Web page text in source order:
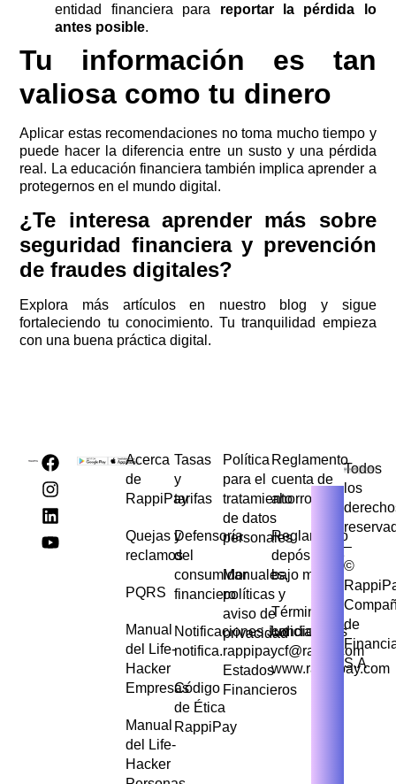
entidad financiera para reportar la pérdida lo
antes posible.
Tu información es tan
valiosa como tu dinero
Aplicar estas recomendaciones no toma mucho tiempo y
puede hacer la diferencia entre un susto y una pérdida
real. La educación financiera también implica aprender a
protegernos en el mundo digital.
¿Te interesa aprender más sobre
seguridad financiera y prevención
de fraudes digitales?
Explora más artículos en nuestro blog y sigue
fortaleciendo tu conocimiento. Tu tranquilidad empieza
con una buena práctica digital.
Acerca
de
RappiPay
Quejas y
reclamos
PQRS
Manual
del Life-
Hacker
Empresas
Manual
del Life-
Hacker
Tasas
y
tarifas
Defensoría
del
consumidor
financiero
Notificaciones Judiciales
notifica.rappipaycf@rappi.com
Código
de Ética
RappiPay
Política
para el
tratamiento
de datos
personales
Manuales,
políticas y
aviso de
privacidad
Estados
Financieros
Reglamento
cuenta de
ahorros
Reglamento
depósito de
bajo monto
Términos y
condiciones
www.rappipay.com
Todos
los
–
©
de
S.A